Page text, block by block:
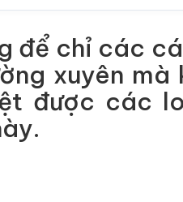
để chỉ các
xuyên
được các